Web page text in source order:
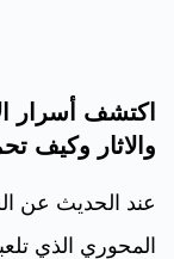
اكتشف أسرار
والاثار وكيف
عند الحديث عن
المحوري الذي